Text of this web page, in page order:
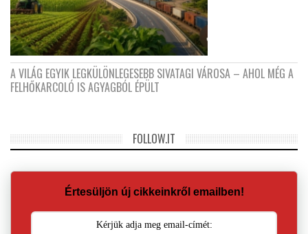
A VILÁG EGYIK LEGKÜLÖNLEGESEBB SIVATAGI VÁROSA – AHOL MÉG A
FELHŐKARCOLÓ IS AGYAGBÓL ÉPÜLT
FOLLOW.IT
Értesüljön új cikkeinkről emailben!